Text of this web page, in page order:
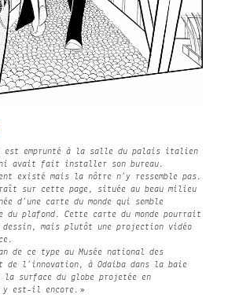
emprunté à la salle du palais italien
avait fait installer son bureau.
existé mais la nôtre n’y ressemble pas.
sur cette page, située au beau milieu
d’une carte du monde qui semble
du plafond. Cette carte du monde pourrait
dessin, mais plutôt une projection vidéo
de ce type au Musée national des
de l’innovation, à Odaiba dans la baie
la surface du globe projetée en
y est-il encore. »